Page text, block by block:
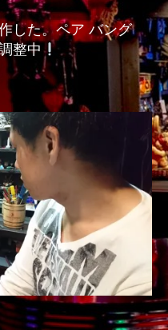
した。ペア バング
整中